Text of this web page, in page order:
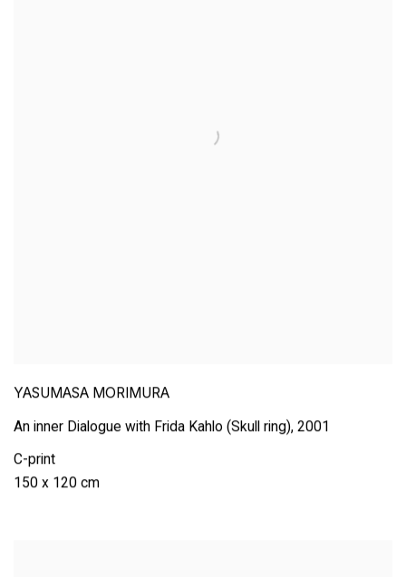
YASUMASA MORIMURA
An inner Dialogue with Frida Kahlo (Skull ring), 2001
C-print
150 x 120 cm